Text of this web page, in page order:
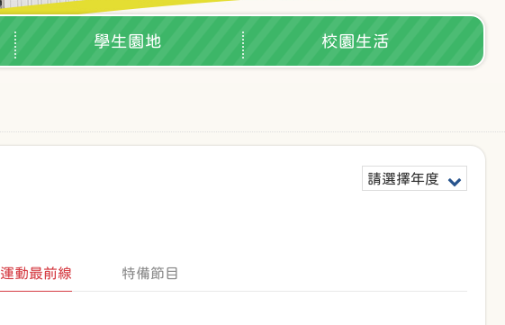
學生園地 校園生活
請選擇年度
運動最前線 特備節目